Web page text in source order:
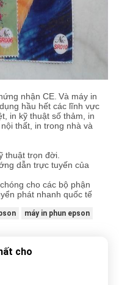
nhận CE. Và máy in
hầu hết các lĩnh vực
in kỹ thuật số thảm, in
thất, in trong nhà và
thuật trọn đời.
dẫn trực tuyến của
cho các bộ phận
phát nhanh quốc tế
máy in phun epson
cho